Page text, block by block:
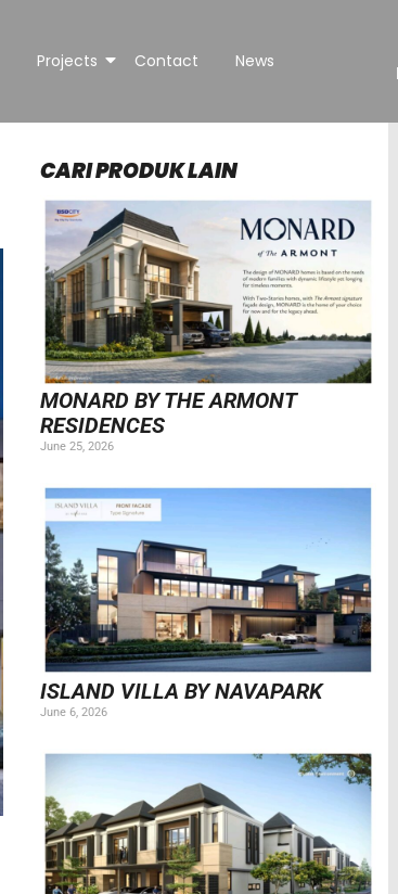
Projects Contact News
CARI PRODUK LAIN
MONARD BY THE ARMONT
RESIDENCES​
June 25, 2026
ISLAND VILLA BY NAVAPARK
June 6, 2026